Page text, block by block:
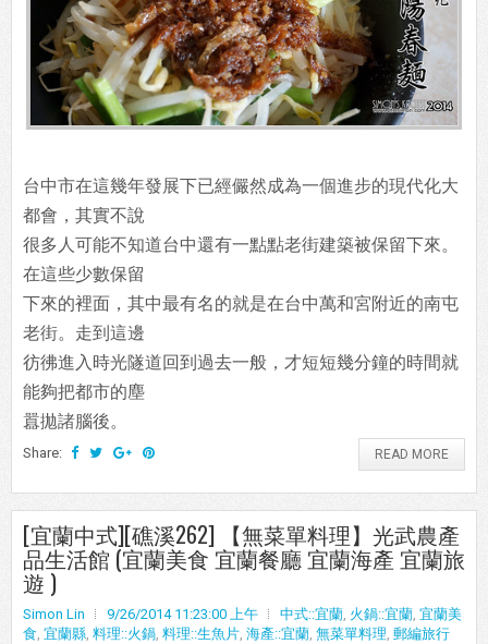
台中市在這幾年發展下已經儼然成為一個進步的現代化大
都會，其實不說
很多人可能不知道台中還有一點點老街建築被保留下來。
在這些少數保留
下來的裡面，其中最有名的就是在台中萬和宮附近的南屯
老街。走到這邊
彷彿進入時光隧道回到過去一般，才短短幾分鐘的時間就
能夠把都市的塵
囂拋諸腦後。
Share: READ MORE
[宜蘭中式][礁溪262] 【無菜單料理】光武農產
品生活館 (宜蘭美食 宜蘭餐廳 宜蘭海產 宜蘭旅
遊 )
Simon Lin 9/26/2014 11:23:00 上午 中式::宜蘭, 火鍋::宜蘭, 宜蘭美
食, 宜蘭縣, 料理::火鍋, 料理::生魚片, 海產::宜蘭, 無菜單料理, 郵編旅行